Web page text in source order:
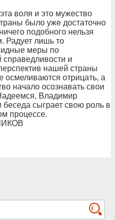
воля и это мужество
было уже достаточно
подобного нельзя
Радует лишь то
меры по
и
нашей страны
осмеливаются отрицать, а
начало осознавать свои
Владимир
сыграет свою роль в
процессе.